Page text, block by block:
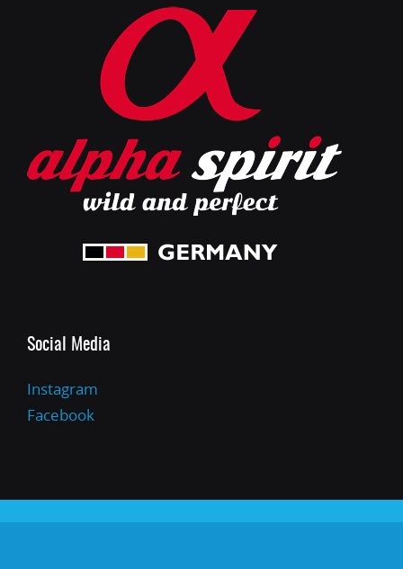
Social Media
Instagram
Facebook